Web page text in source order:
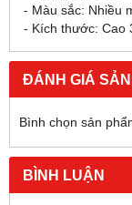
- Màu sắc: Nhiều
- Kích thước: Cao
ĐÁNH GIÁ
Bình chọn sản
BÌNH LUẬN